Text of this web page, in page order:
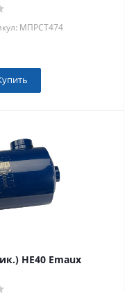
МПРСТ474
HE40 Emaux